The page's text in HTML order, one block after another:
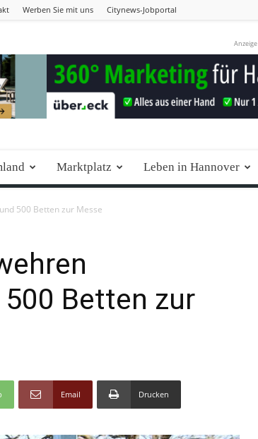
Werben Sie mit uns Citynews-Jobportal
Anzeige
Marktplatz Leben in Hannover
500 Betten zur Messe
Betten zur
Email Drucken